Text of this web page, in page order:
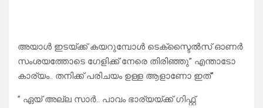
അയാൾ ഇടയ്ക്ക് കയറുമ്പോൾ ടെക്സ്ടൈൽസ് ഓണർ
സംശയത്തോടെ ഗേളിക്ക് നേരെ തിരിഞ്ഞു” എന്താടോ
കാര്യം.. തനിക്ക് പരിചയം ഉള്ള ആളാണോ ഇത്”
” ഏയ് അല്ല സാർ.. പാവം ഭാര്യയ്ക്ക് ഗിഫ്റ്റ്